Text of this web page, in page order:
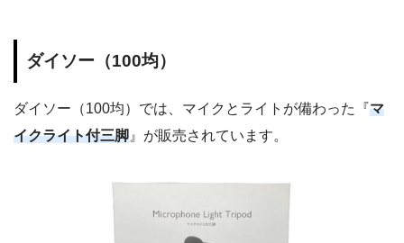
ダイソー（100均）
ダイソー（100均）では、マイクとライトが備わった『マ
イクライト付三脚 』が販売されています。